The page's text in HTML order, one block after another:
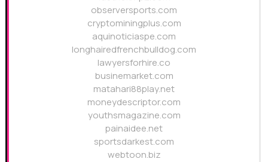
observersports.com
cryptominingplus.com
aquinoticiaspe.com
longhairedfrenchbulldog.com
lawyersforhire.co
businemarket.com
matahari88play.net
moneydescriptor.com
youthsmagazine.com
painaidee.net
sportsdarkest.com
webtoon.biz